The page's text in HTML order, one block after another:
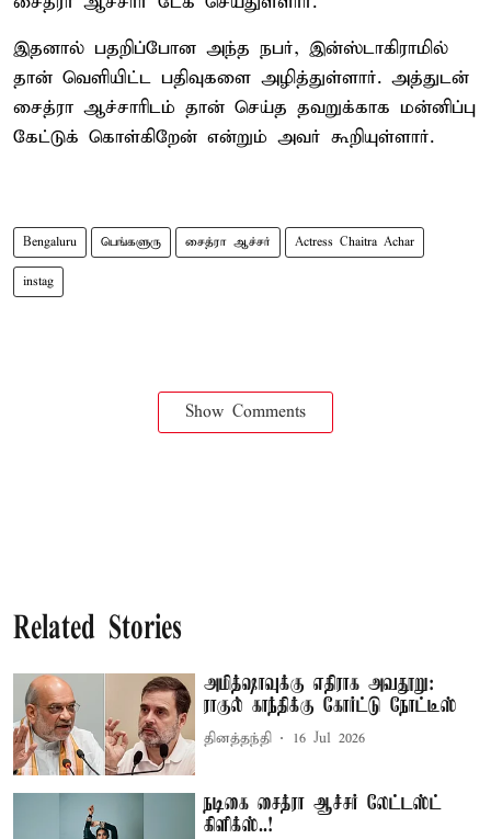
இதனால் பதறிப்போன அந்த நபர், இன்ஸ்டாகிராமில்
தான் வெளியிட்ட பதிவுகளை அழித்துள்ளார். அத்துடன்
சைத்ரா ஆச்சாரிடம் தான் செய்த தவறுக்காக மன்னிப்பு
கேட்டுக் கொள்கிறேன் என்றும் அவர் கூறியுள்ளார்.
Bengaluru பெங்களுரு சைத்ரா ஆச்சர் Actress Chaitra Achar
instag
Show Comments
Related Stories
அமித்ஷாவுக்கு எதிராக அவதூறு:
ராகுல் காந்திக்கு கோர்ட்டு நோட்டீஸ்
தினத்தந்தி 16 Jul 2026
நடிகை சைத்ரா ஆச்சர் லேட்டஸ்ட்
கிளிக்ஸ்..!